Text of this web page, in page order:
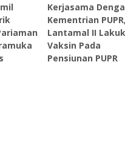
Kerjasama
Kementrian PUPR,
Lantamal II
Vaksin Pada
Pensiunan PUPR